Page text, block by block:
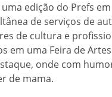
edição do Prefs
de serviços de
de cultura e
em uma Feira de
onde com
de mama.